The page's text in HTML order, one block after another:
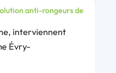
anti-rongeurs de
interviennent
Évry-